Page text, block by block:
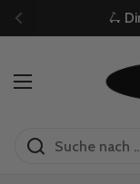
Zum Inhalt springen
Zurück
🛴
Menü öffnen